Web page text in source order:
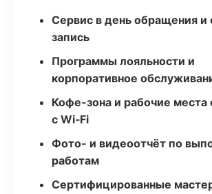
Сервис в день обращения и
запись
Программы лояльности и
корпоративное
Кофе-зона и рабочие
с Wi‑Fi
Фото- и видеоотчёт по
работам
Сертифицированные